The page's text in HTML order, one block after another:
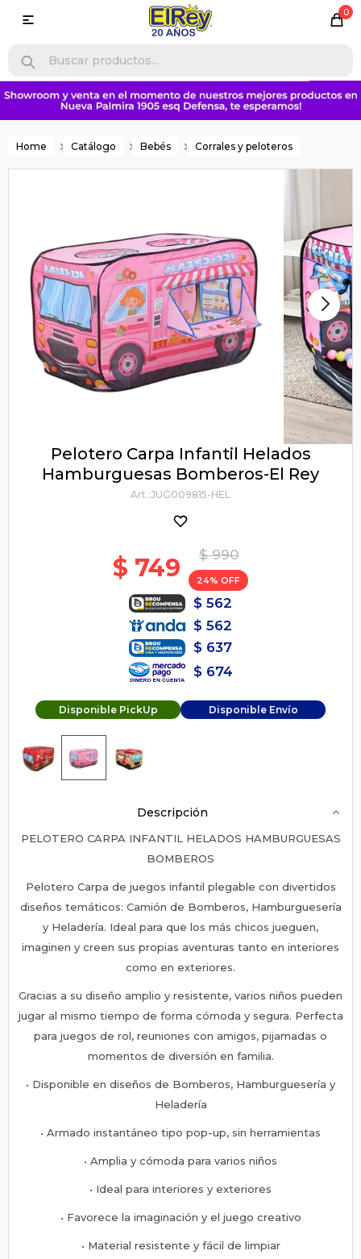
0

Home Catálogo Bebés Corrales y peloteros
Pelotero Carpa Infantil Helados
Hamburguesas Bomberos-El Rey
JUG009815-HEL
$ 990
$ 749 24
$ 562
$ 562
$ 637
$ 674
Disponible PickUp Disponible Envío
Descripción
PELOTERO CARPA INFANTIL HELADOS HAMBURGUESAS
BOMBEROS
Pelotero Carpa de juegos infantil plegable con divertidos
diseños temáticos: Camión de Bomberos, Hamburguesería
y Heladería. Ideal para que los más chicos jueguen,
imaginen y creen sus propias aventuras tanto en interiores
como en exteriores.
Gracias a su diseño amplio y resistente, varios niños pueden
jugar al mismo tiempo de forma cómoda y segura. Perfecta
para juegos de rol, reuniones con amigos, pijamadas o
momentos de diversión en familia.
• Disponible en diseños de Bomberos, Hamburguesería y
Heladería
• Armado instantáneo tipo pop-up, sin herramientas
• Amplia y cómoda para varios niños
• Ideal para interiores y exteriores
• Favorece la imaginación y el juego creativo
• Material resistente y fácil de limpiar